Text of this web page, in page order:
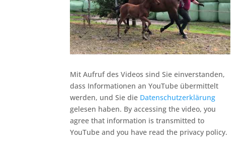
Mit Aufruf des Videos sind Sie einverstanden,
dass Informationen an YouTube übermittelt
werden, und Sie die Datenschutzerklärung
gelesen haben. By accessing the video, you
agree that information is transmitted to
YouTube and you have read the privacy policy.